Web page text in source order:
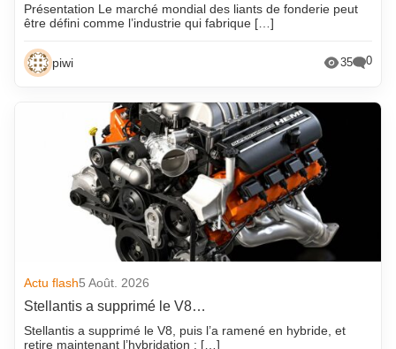
Présentation Le marché mondial des liants de fonderie peut
être défini comme l’industrie qui fabrique […]
piwi 35 0
Actu flash5 Août. 2026
Stellantis a supprimé le V8…
Stellantis a supprimé le V8, puis l’a ramené en hybride, et
retire maintenant l’hybridation : […]